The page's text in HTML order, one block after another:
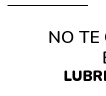
NO TE